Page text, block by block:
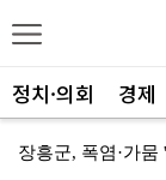
정치·의회 경제
장흥군, 폭염·가